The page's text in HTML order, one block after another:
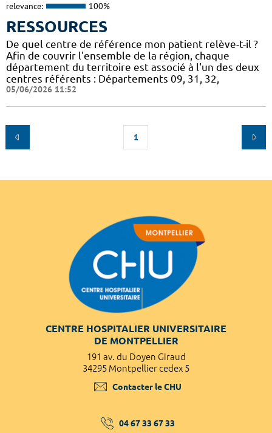
relevance: 100%
RESSOURCES
De quel centre de référence mon patient relève-t-il ?
Afin de couvrir l'ensemble de la région, chaque
département du territoire est associé à l'un des deux
centres référents : Départements 09, 31, 32,
05/06/2026 11:52
1
CENTRE HOSPITALIER UNIVERSITAIRE
DE MONTPELLIER
191 av. du Doyen Giraud
34295 Montpellier cedex 5
Contacter le CHU
04 67 33 67 33